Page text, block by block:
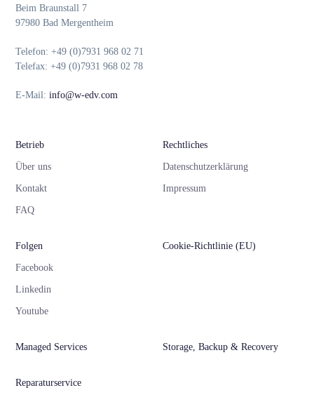
Beim Braunstall 7
97980 Bad Mergentheim
Telefon: +49 (0)7931 968 02 71
Telefax: +49 (0)7931 968 02 78
E-Mail:info@w-edv.com
Betrieb
Über uns
Kontakt
FAQ
Rechtliches
Datenschutzerklärung
Impressum
Folgen
Facebook
Linkedin
Youtube
Cookie-Richtlinie (EU)
Managed Services Storage, Backup & Recovery
Reparaturservice